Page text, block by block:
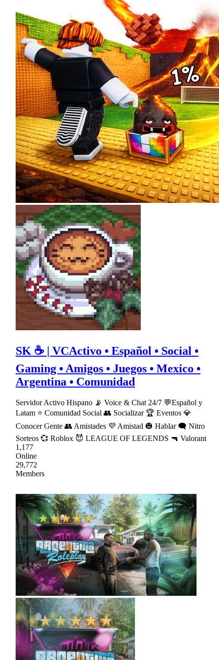
SK ☕ | VCActivo • Español • Social •
Gaming • Amigos • Juegos • Mexico •
Argentina • Comunidad
Servidor Activo Hispano 📡 Voice & Chat 24/7 💬Español y
Latam ⭐ Comunidad Social 👥 Socializar 🏆 Eventos 💎
Conocer Gente 👥 Amistades 💜 Amistad 🎃 Hablar 🗨 Nitro
Sorteos 💞 Roblox 😈 LEAGUE OF LEGENDS 🔫 Valorant
1,177
Online
29,772
Members